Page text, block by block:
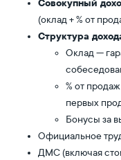
Совокупный
(оклад + % от
Структура
Оклад —
% от
первых
Бонусы за
Официальное
ДМС (включая